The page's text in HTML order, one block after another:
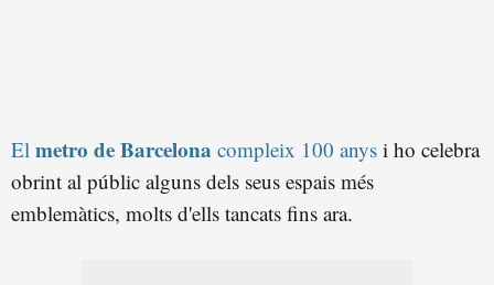
El metro de Barcelona compleix 100 anys i ho celebra
obrint al públic alguns dels seus espais més
emblemàtics, molts d'ells tancats fins ara.